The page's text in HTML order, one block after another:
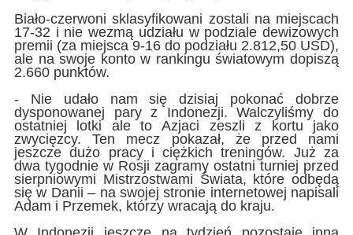
Biało-czerwoni sklasyfikowani zostali na miejscach
17-32 i nie wezmą udziału w podziale dewizowych
premii (za miejsca 9-16 do podziału 2.812,50 USD),
ale na swoje konto w rankingu światowym dopiszą
2.660 punktów.
- Nie udało nam się dzisiaj pokonać dobrze
dysponowanej pary z Indonezji. Walczyliśmy do
ostatniej lotki ale to Azjaci zeszli z kortu jako
zwycięzcy. Ten mecz pokazał, że przed nami
jeszcze dużo pracy i ciężkich treningów. Już za
dwa tygodnie w Rosji zagramy ostatni turniej przed
sierpniowymi Mistrzostwami Świata, które odbędą
się w Danii – na swojej stronie internetowej napisali
Adam i Przemek, którzy wracają do kraju.